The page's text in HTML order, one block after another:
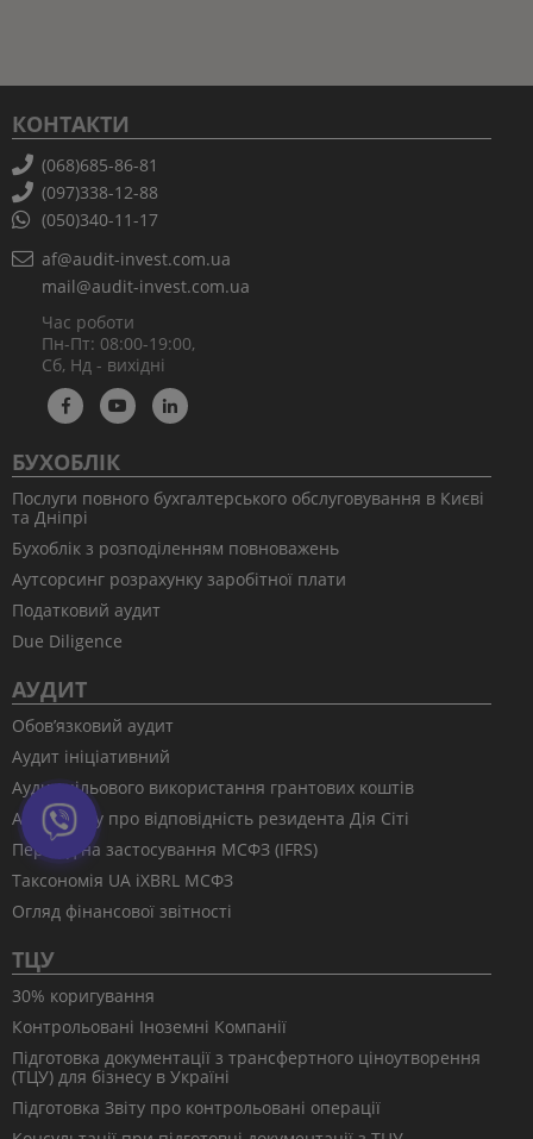
КОНТАКТИ
(068)685-86-81
(097)338-12-88
(050)340-11-17
af@audit-invest.com.ua
mail@audit-invest.com.ua
Час роботи
Пн-Пт: 08:00-19:00,
Сб, Нд - вихідні
БУХОБЛІК
Послуги повного бухгалтерського обслуговування в Києві
та Дніпрі
Бухоблік з розподіленням повноважень
Аутсорсинг розрахунку заробітної плати
Податковий аудит
Due Diligence
АУДИТ
Обов’язковий аудит
Аудит ініціативний
Аудит цільового використання грантових коштів
Аудит звіту про відповідність резидента Дія Сіті
Перехід на застосування МСФЗ (IFRS)
Таксономія UA іXBRL МСФЗ
Огляд фінансової звітності
ТЦУ
30% коригування
Контрольовані Іноземні Компанії
Підготовка документації з трансфертного ціноутворення
(ТЦУ) для бізнесу в Україні
Підготовка Звіту про контрольовані операції